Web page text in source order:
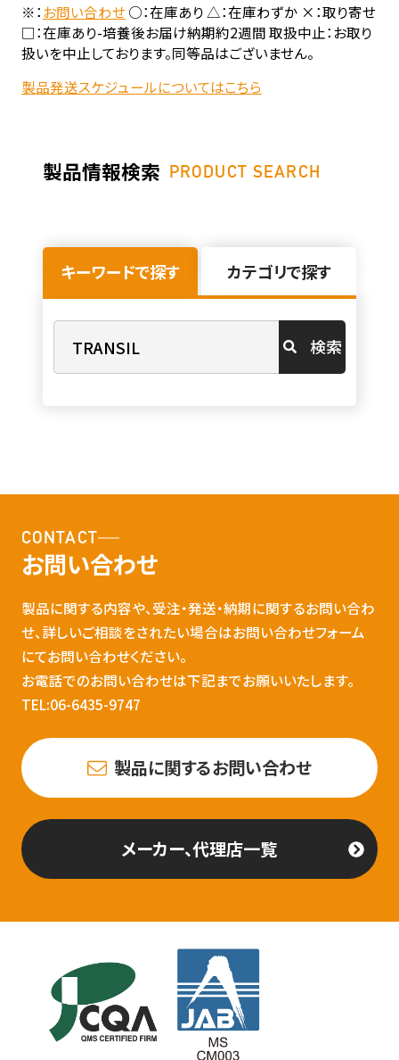
※：お問い合わせ○：在庫あり △：在庫わずか ×：取り寄せ
□：在庫あり-培養後お届け納期約2週間 取扱中止：お取り
扱いを中止しております。同等品はございません。
製品発送スケジュールについてはこちら
製品情報検索 PRODUCT SEARCH
キーワードで探す カテゴリで探す
検索
CONTACT
お問い合わせ
製品に関する内容や、受注・発送・納期に関するお問い合わ
せ、詳しいご相談をされたい場合はお問い合わせフォーム
にてお問い合わせください。
お電話でのお問い合わせは下記までお願いいたします。
TEL:06-6435-9747
製品に関するお問い合わせ
メーカー、代理店一覧